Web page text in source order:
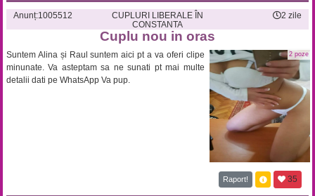
Anunț:1005512
CUPLURI LIBERALE ÎN
CONSTANTA
2 zile
Cuplu nou in oras
Suntem Alina și Raul suntem aici pt a va oferi clipe
minunate. Va asteptam sa ne sunati pt mai multe
detalii dati pe WhatsApp Va pup.
2 poze
Raport! 35